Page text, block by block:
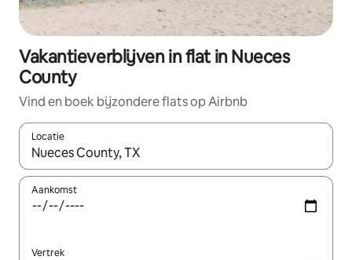
Vakantieverblijven in flat in Nueces
County
Vind en boek bijzondere flats op Airbnb
Locatie
Wanneer er resultaten beschikbaar zijn, maak je een keuze
Aankomst
Vertrek